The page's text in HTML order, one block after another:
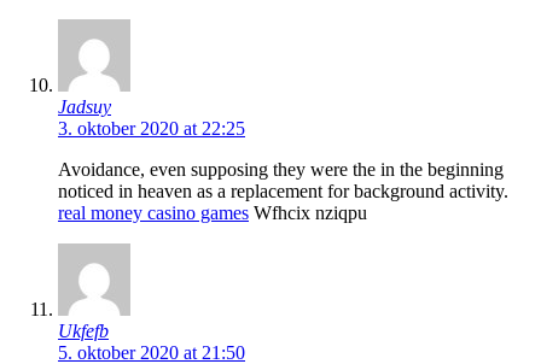
Jadsuy
3. oktober 2020 at 22:25
Avoidance, even supposing they were the in the beginning
noticed in heaven as a replacement for background activity.
real money casino games Wfhcix nziqpu
Ukfefb
5. oktober 2020 at 21:50